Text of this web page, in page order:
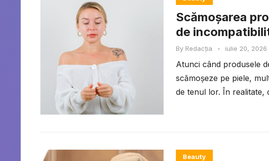
Scămoșarea
de
By Redacția • iulie 20, 2026
Atunci când produsele
scămoșeze pe piele,
de tenul lor. În realitate,
Beauty